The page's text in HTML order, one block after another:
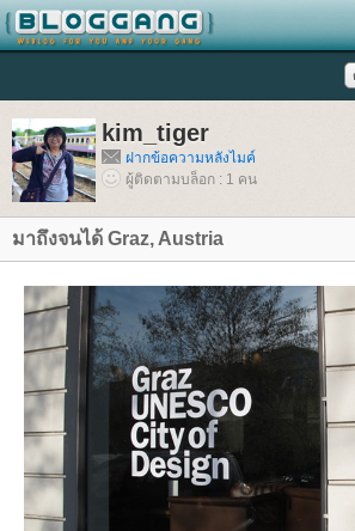
kim_tiger
ฝากข้อความหลังไมค์
ผู้ติดตามบล็อก : 1 คน
มาถึงจนได้ Graz, Austria